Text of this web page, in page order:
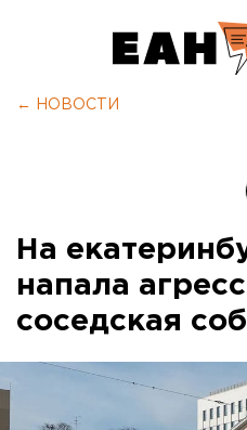
← НОВОСТИ
На
напала
соседская